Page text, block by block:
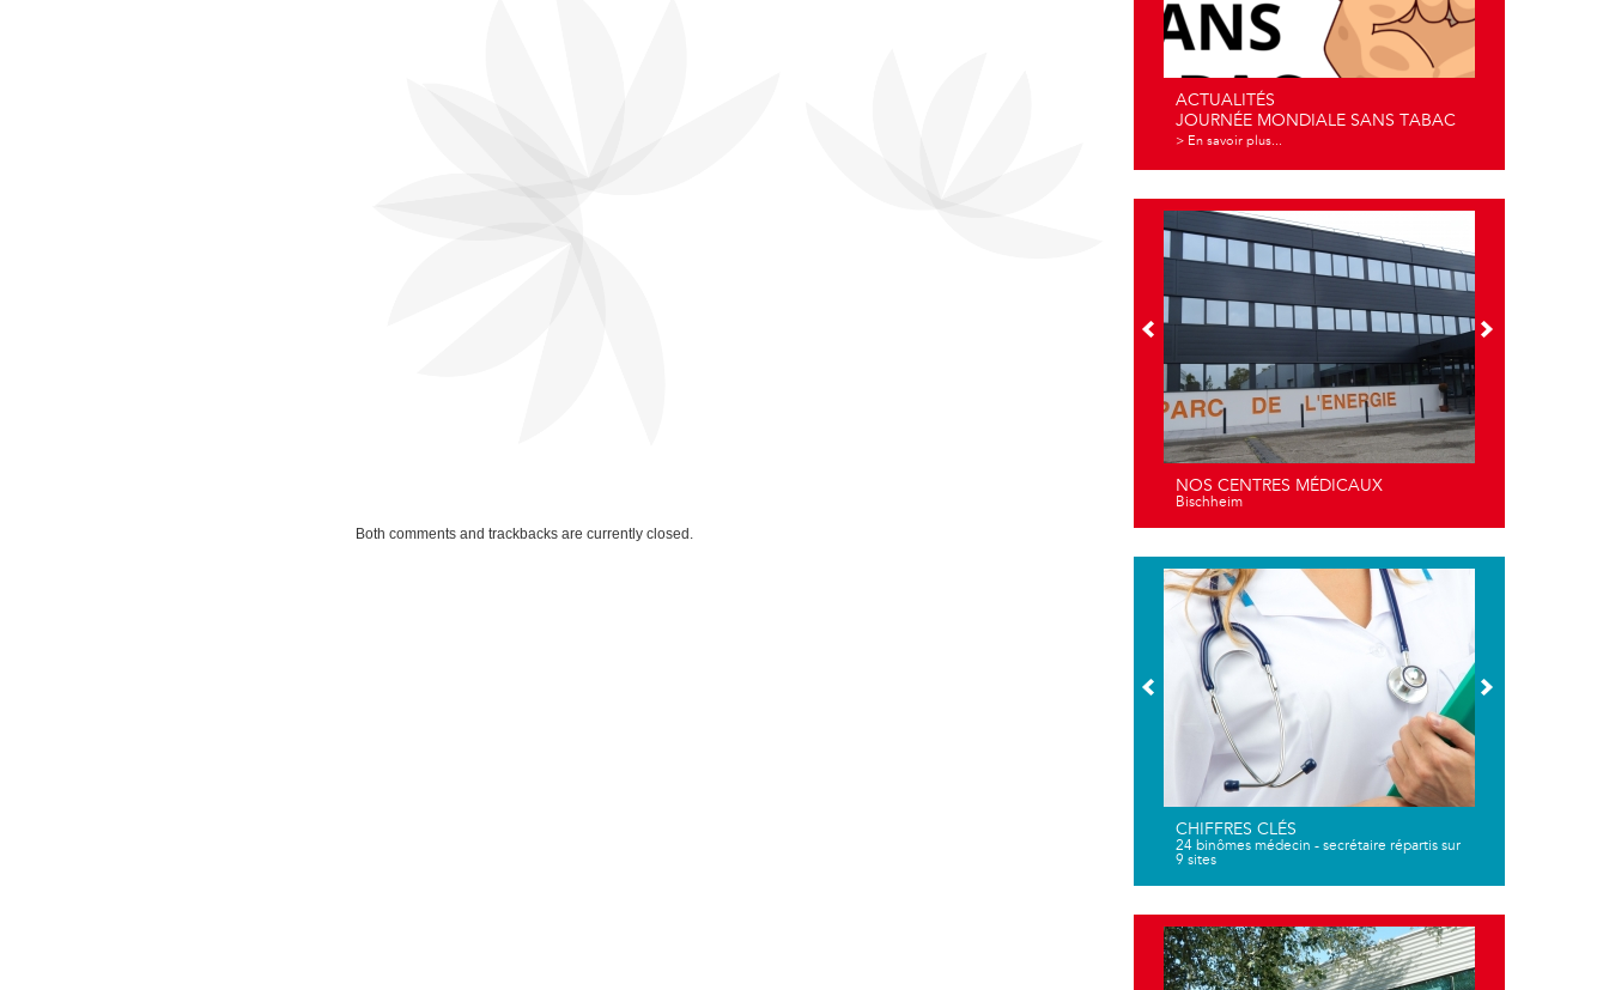
Both comments and trackbacks are currently closed.
ACTUALITÉS
JOURNÉE MONDIALE SANS TABAC
> En savoir plus...
NOS CENTRES MÉDICAUX
Bischheim
CHIFFRES CLÉS
24 binômes médecin - secrétaire répartis sur
9 sites